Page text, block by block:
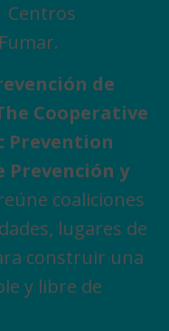
Centros
de
Cooperative
Prevention
Prevención y
coaliciones
lugares de
construir una
y libre de